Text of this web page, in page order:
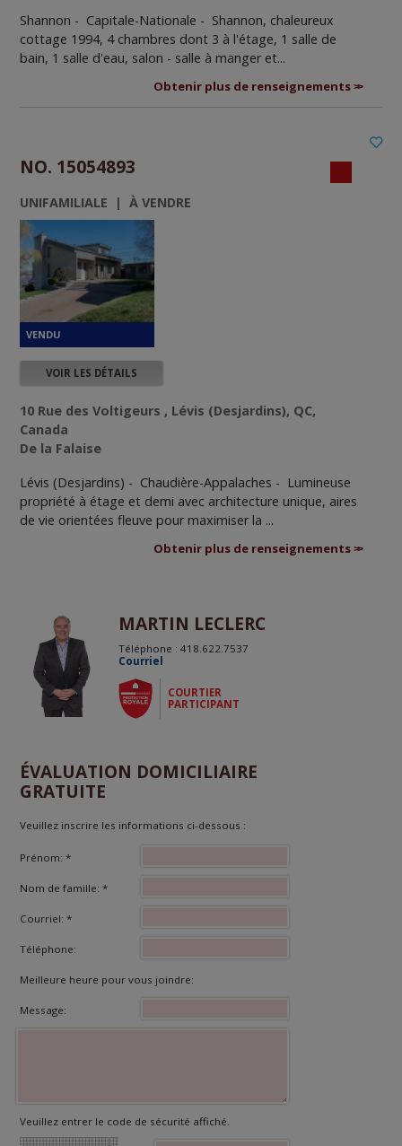
Shannon - Capitale-Nationale - Shannon, chaleureux
cottage 1994, 4 chambres dont 3 à l'étage, 1 salle de
bain, 1 salle d'eau, salon - salle à manger et...
Obtenir plus de renseignements
NO. 15054893
UNIFAMILIALE | À VENDRE
VOIR LES DÉTAILS
10 Rue des Voltigeurs , Lévis (Desjardins), QC,
Canada
De la Falaise
Lévis (Desjardins) - Chaudière-Appalaches - Lumineuse
propriété à étage et demi avec architecture unique, aires
de vie orientées fleuve pour maximiser la ...
Obtenir plus de renseignements
MARTIN LECLERC
Téléphone : 418.622.7537
Courriel
COURTIER
PARTICIPANT
ÉVALUATION DOMICILIAIRE
GRATUITE
Veuillez inscrire les informations ci-dessous :
Prénom: *
Nom de famille: *
Courriel: *
Téléphone:
Meilleure heure pour vous joindre:
Message:
Veuillez entrer le code de sécurité affiché.